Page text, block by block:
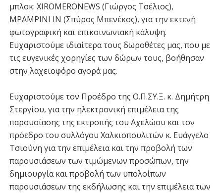
μπλοκ: XIROMERONEWS (Γιώργος Τσέλιος),
MPAMPINI IN (Σπύρος Μπενέκος), για την εκτενή
φωτογραφική και επικοινωνιακή κάλυψη.
Ευχαριστούμε ιδιαίτερα τους δωροθέτες μας, που με
τις ευγενικές χορηγίες των δώρων τους, βοήθησαν
στην λαχειοφόρο αγορά μας.
Ευχαριστούμε τον Προέδρο της Ο.Π.ΣΥ.Ξ. κ. Δημήτρη
Στεργίου, για την ηλεκτρονική επιμέλεια της
παρουσίασης της εκτροπής του Αχελώου και τον
πρόεδρο του συλλόγου Χαλκιοπουλιτών κ. Ευάγγελο
Τσιούνη για την επιμέλεια και την προβολή των
παρουσιάσεων των τιμώμενων προσώπων, την
δημιουργία και προβολή των υπολοίπων
παρουσιάσεων της εκδήλωσης και την επιμέλεια των